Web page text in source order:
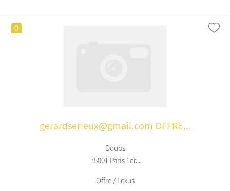
0
gerardserieux@gmail.com OFFRE...
Doubs
75001 Paris 1er...
Offre / Lexus